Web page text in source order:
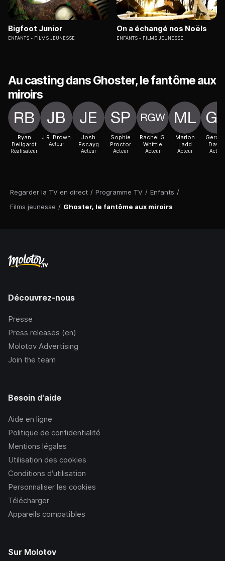
Regarder la TV en direct / Programme TV / Enfants /
Films jeunesse / Ghoster, le fantôme aux miroirs
Bigfoot Junior
ENFANTS FILMS JEUNESSE
On a échangé nos Noëls
ENFANTS FILMS JEUNESSE
Au casting dans Ghoster, le fantôme aux
miroirs
Ryan
Bellgardt
Réalisateur
J.R. Brown
Acteur
Josh
Escayg
Acteur
Sophie
Proctor
Acteur
Rachel G.
Whittle
Acteur
Marlon
Ladd
Acteur
Davila
Acteur
Découvrez-nous
Presse
Press releases (en)
Molotov Advertising
Join the team
Besoin d'aide
Aide en ligne
Politique de confidentialité
Mentions légales
Utilisation des cookies
Conditions d’utilisation
Personnaliser les cookies
Télécharger
Appareils compatibles
Sur Molotov